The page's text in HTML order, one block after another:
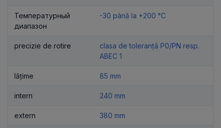
Температурный
диапазон
-30 până la +200 °C
precizie de rotire
clasa de toleranță P0/PN resp.
ABEC 1
lățime 85 mm
intern 240 mm
extern 380 mm